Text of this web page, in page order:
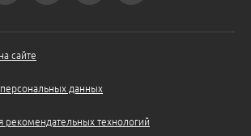
сайте
данных
рекомендательных технологий